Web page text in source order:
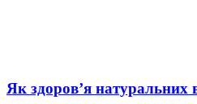
Як здоров’я натуральних